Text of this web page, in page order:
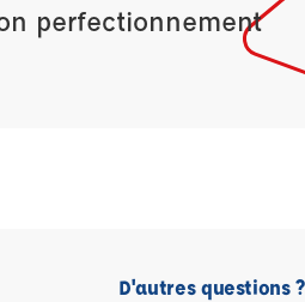
perfectionnement
D'autres questions